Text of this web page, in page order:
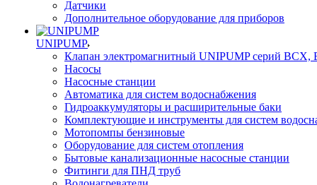
Датчики
Дополнительное оборудование для приборов
UNIPUMP
Клапан электромагнитный UNIPUMP серий BCX,
Насосы
Насосные станции
Автоматика для систем водоснабжения
Гидроаккумуляторы и расширительные баки
Комплектующие и инструменты для систем
Мотопомпы бензиновые
Оборудование для систем отопления
Бытовые канализационные насосные станции
Фитинги для ПНД труб